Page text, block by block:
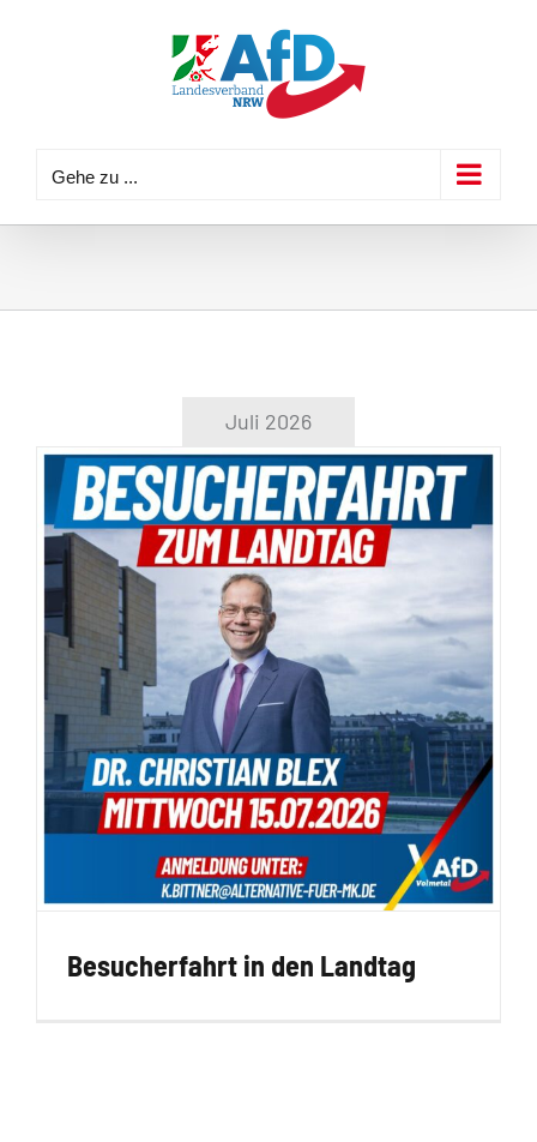
Gehe zu ...
Juli 2026
Besucherfahrt in den Landtag